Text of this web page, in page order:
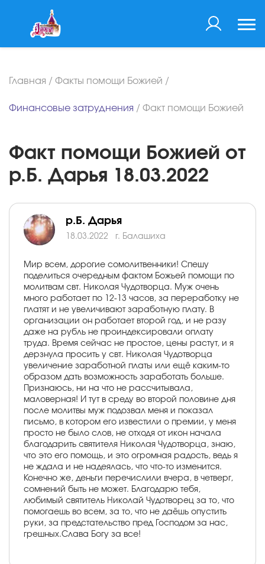
Главная / Факты помощи Божией /
Финансовые затруднения / Факт помощи Божией
Факт помощи Божией от
р.Б. Дарья 18.03.2022
р.Б. Дарья
18.03.2022 г. Балашиха
Мир всем, дорогие сомолитвенники! Спешу
поделиться очередным фактом Божьей помощи по
молитвам свт. Николая Чудотворца. Муж очень
много работает по 12-13 часов, за переработку не
платят и не увеличивают заработную плату. В
организации он работает второй год, и не разу
даже на рубль не проиндексировали оплату
труда. Время сейчас не простое, цены растут, и я
дерзнула просить у свт. Николая Чудотворца
увеличение заработной платы или ещё каким-то
образом дать возможность заработать больше.
Признаюсь, ни на что не рассчитывала,
маловерная! И тут в среду во второй половине дня
после молитвы муж подозвал меня и показал
письмо, в котором его известили о премии, у меня
просто не было слов, не отходя от икон начала
благодарить святителя Николая Чудотворца, знаю,
что это его помощь, и это огромная радость, ведь я
не ждала и не надеялась, что что-то изменится.
Конечно же, деньги перечислили вчера, в четверг,
сомнений быть не может. Благодарю тебя,
любимый святитель Николай Чудотворец за то, что
помогаешь во всем, за то, что не даёшь опустить
руки, за предстательство пред Господом за нас,
грешных.Слава Богу за все!